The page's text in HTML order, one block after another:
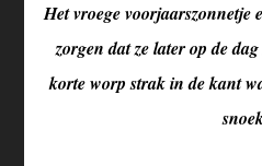
Het vroege
zorgen dat ze later op de
korte worp strak in de kant